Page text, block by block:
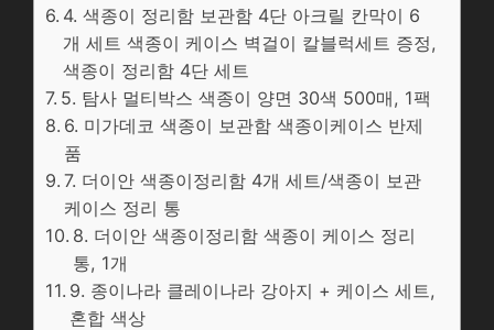
4. 색종이 정리함 보관함 4단 아크릴 칸막이 6
개 세트 색종이 케이스 벽걸이 칼블럭세트 증정,
색종이 정리함 4단 세트
5. 탐사 멀티박스 색종이 양면 30색 500매, 1팩
6. 미가데코 색종이 보관함 색종이케이스 반제
품
7. 더이안 색종이정리함 4개 세트/색종이 보관
케이스 정리 통
8. 더이안 색종이정리함 색종이 케이스 정리
통, 1개
9. 종이나라 클레이나라 강아지 + 케이스 세트,
혼합 색상